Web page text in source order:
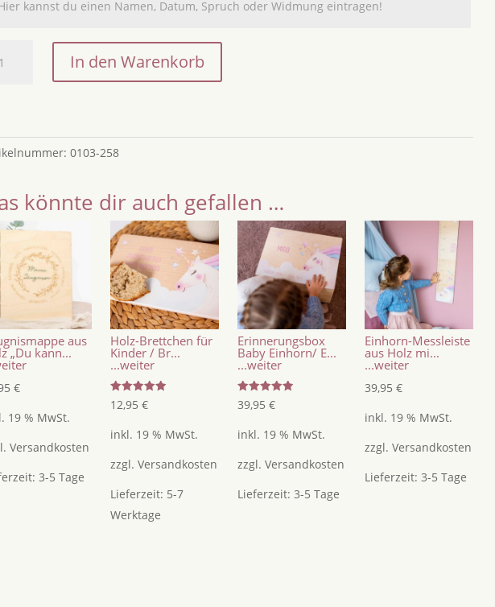
In den Warenkorb
0103-258
könnte dir auch gefallen …
aus
„Du kann...
€
19 % MwSt.
Versandkosten
3-5 Tage
Holz-Brettchen für
Kinder / Br...
...weiter
Bewertet
mit
von 5
12,95 €
inkl. 19 % MwSt.
zzgl. Versandkosten
Lieferzeit: 5-7
Werktage
Erinnerungsbox
Baby Einhorn/ E...
...weiter
Bewertet
mit
von 5
39,95 €
inkl. 19 % MwSt.
zzgl. Versandkosten
Lieferzeit: 3-5 Tage
Einhorn-Messleiste
aus Holz mi...
...weiter
39,95€
inkl. 19 % MwSt.
zzgl.Versandkosten
Lieferzeit:3-5 Tage